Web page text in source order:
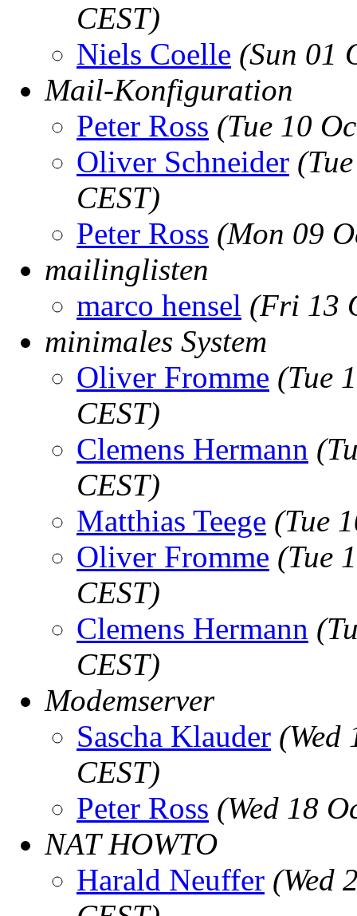
CEST)
Niels Coelle (Sun 01
Mail-Konfiguration
Peter Ross (Tue 10
Oliver Schneider
CEST)
Peter Ross (Mon 09
mailinglisten
marco hensel (Fri 13
minimales System
Oliver Fromme (Tue
CEST)
Clemens Hermann
CEST)
Matthias Teege (Tue
Oliver Fromme (Tue
CEST)
Clemens Hermann
CEST)
Modemserver
Sascha Klauder (Wed
CEST)
Peter Ross (Wed 18
NAT HOWTO
Harald Neuffer (Wed